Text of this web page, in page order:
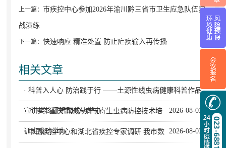
上一篇： 市疾控中心参加2026年渝川黔三省市卫生应急队伍实
战演练
下一篇： 快速响应 精准处置 防止疟疾输入再传播
相关文章
· 科普入人心 防治践于行 ——土源性线虫病健康科普作品
宣讲类终评活动成功举办 2026-08-03
· 2026年重庆市地方病与寄生虫病防控技术培
训班成功举办 2026-08-03
· 中国疾控中心和湖北省疾控专家调研 我市数